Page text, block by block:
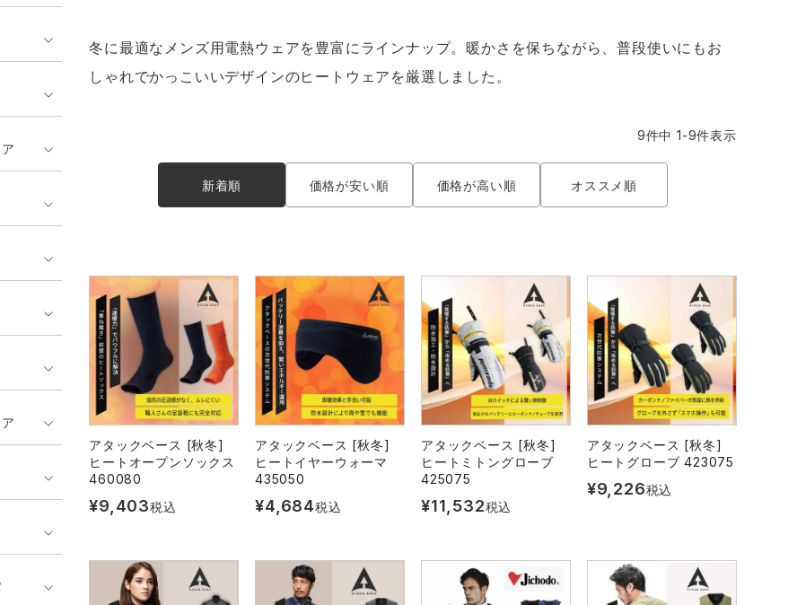
ウェア・ヒートウェア 刺繍・プリント加工対象商品
ンキング
ファン付きウェア
カジュアル
GUSH FORCE
ハイパーV
エアークラフト
中塚被服 イーブンリバー スターライト工業
福山ゴム工業
冬に最適なメンズ用電熱ウェアを豊富にラインナップ。暖かさを保ちながら、普段使いにもお
しゃれでかっこいいデザインのヒートウェアを厳選しました。
新着順 価格が安い順 価格が高い順 オススメ順
9件中 1-9件表示
アタックベース [秋冬]
ヒートオープンソックス
460080
¥9,403税込
アタックベース [秋冬]
ヒートイヤーウォーマ
435050
¥4,684税込
アタックベース [秋冬]
ヒートミトングローブ
425075
¥11,532税込
アタックベース [秋冬]
ヒートグローブ 423075
¥9,226税込